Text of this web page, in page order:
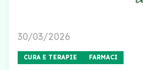
30/03/2026
CURA E TERAPIE FARMACI